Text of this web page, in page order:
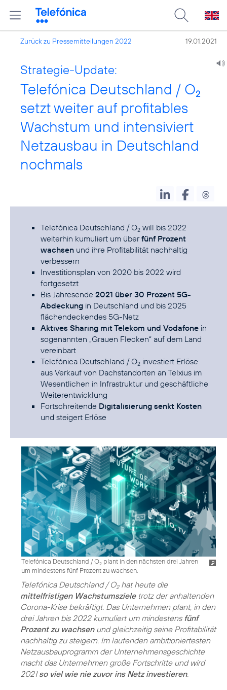
Zurück zu Pressemitteilungen 2022 19.01.2021
Strategie-Update:
Telefónica Deutschland / O2
setzt weiter auf profitables
Wachstum und intensiviert
Netzausbau in Deutschland
nochmals
Telefónica Deutschland / O2 will bis 2022
weiterhin kumuliert um überfünf Prozent
wachsen und ihre Profitabilität nachhaltig
verbessern
Investitionsplan von 2020 bis 2022 wird
fortgesetzt
Bis Jahresende 2021 über 30 Prozent 5G-
Abdeckung in Deutschland und bis 2025
flächendeckendes 5G-Netz
Aktives Sharing mit Telekom und Vodafone in
sogenannten „Grauen Flecken“ auf dem Land
vereinbart
Telefónica Deutschland / O2 investiert Erlöse
aus Verkauf von Dachstandorten an Telxius im
Wesentlichen in Infrastruktur und geschäftliche
Weiterentwicklung
Fortschreitende Digitalisierung senkt Kosten
und steigert Erlöse
Telefónica Deutschland / O2 plant in den nächsten drei Jahren
um mindestens fünf Prozent zu wachsen.
Telefónica Deutschland / O2hat heute die
mittelfristigen Wachstumszieletrotz der anhaltenden
Corona-Krise bekräftigt. Das Unternehmen plant, in den
drei Jahren bis 2022 kumuliert um mindestens fünf
Prozent zu wachsenund gleichzeitig seine Profitabilität
nachhaltig zu steigern. Im laufenden ambitioniertesten
Netzausbauprogramm der Unternehmensgeschichte
macht das Unternehmen große Fortschritte und wird
2021so viel wie nie zuvor ins Netz investieren.